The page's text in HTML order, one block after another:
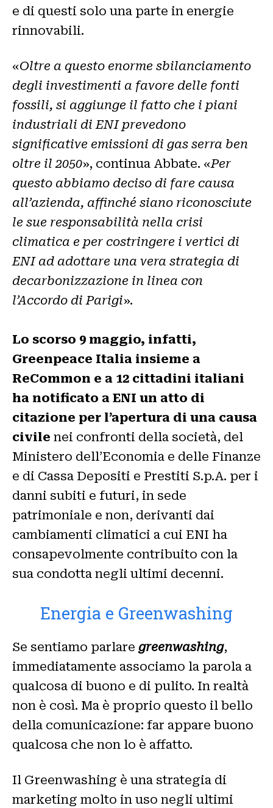
e di questi solo una parte in energie
rinnovabili.
«Oltre a questo enorme sbilanciamento
degli investimenti a favore delle fonti
fossili, si aggiunge il fatto che i piani
industriali di ENI prevedono
significative emissioni di gas serra ben
oltre il 2050», continua Abbate. «Per
questo abbiamo deciso di fare causa
all’azienda, affinché siano riconosciute
le sue responsabilità nella crisi
climatica e per costringere i vertici di
ENI ad adottare una vera strategia di
decarbonizzazione in linea con
l’Accordo di Parigi».
Lo scorso 9 maggio, infatti,
Greenpeace Italia insieme a
ReCommon e a 12 cittadini italiani
ha notificato a ENI un atto di
citazione per l’apertura di una causa
civile nei confronti della società, del
Ministero dell’Economia e delle Finanze
e di Cassa Depositi e Prestiti S.p.A. per i
danni subiti e futuri, in sede
patrimoniale e non, derivanti dai
cambiamenti climatici a cui ENI ha
consapevolmente contribuito con la
sua condotta negli ultimi decenni.
Energia e Greenwashing
Se sentiamo parlare greenwashing,
immediatamente associamo la parola a
qualcosa di buono e di pulito. In realtà
non è così. Ma è proprio questo il bello
della comunicazione: far appare buono
qualcosa che non lo è affatto.
Il Greenwashing è una strategia di
marketing molto in uso negli ultimi